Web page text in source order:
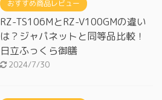
おすすめ商品レビュー
RZ-TS106MとRZ-V100GMの違い
は？ジャパネットと同等品比較！
日立ふっくら御膳
2024/7/30